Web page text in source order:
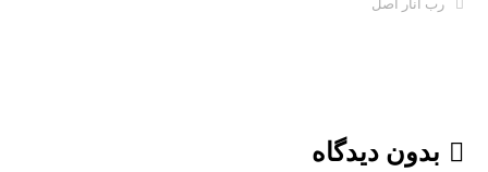
رب انار اصل
بدون دیدگاه